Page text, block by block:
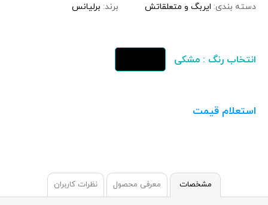
دسته بندی: ایربگ و متعلقاتش برند: برلیانس
انتخاب رنگ : مشکی
استعلام قیمت
مشخصات معرفی محصول نظرات کاربران